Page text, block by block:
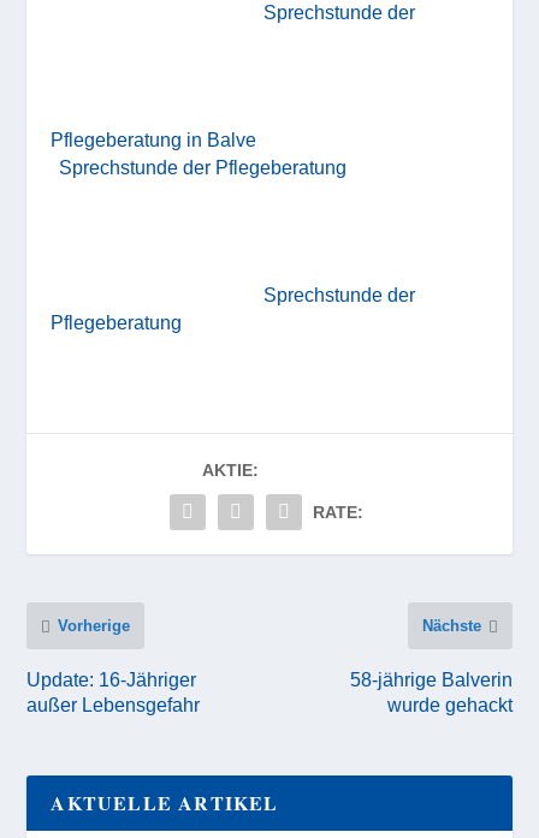
Sprechstunde der
Pflegeberatung in Balve
Sprechstunde der Pflegeberatung
Sprechstunde der
Pflegeberatung
AKTIE:
RATE:
Vorherige
Update: 16-Jähriger
außer Lebensgefahr
Nächste
58-jährige Balverin
wurde gehackt
AKTUELLE ARTIKEL